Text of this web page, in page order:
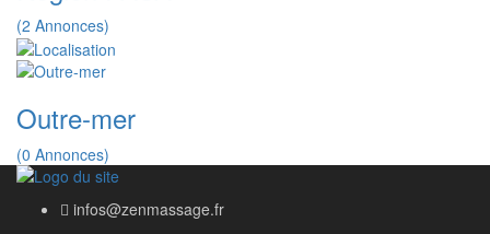
(2 Annonces)
Outre-mer
(0 Annonces)
infos@zenmassage.fr